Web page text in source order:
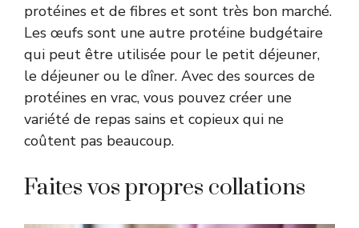
protéines et de fibres et sont très bon marché.
Les œufs sont une autre protéine budgétaire
qui peut être utilisée pour le petit déjeuner,
le déjeuner ou le dîner. Avec des sources de
protéines en vrac, vous pouvez créer une
variété de repas sains et copieux qui ne
coûtent pas beaucoup.
Faites vos propres collations